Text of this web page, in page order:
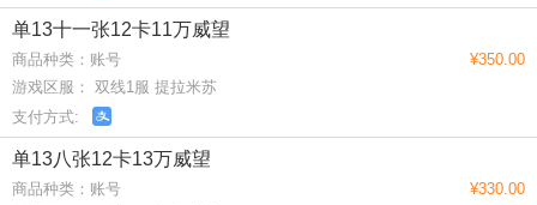
单13十一张12卡11万威望
商品种类：账号
游戏区服： 双线1服 提拉米苏
支付方式:
¥350.00
单13八张12卡13万威望
商品种类：账号
¥330.00